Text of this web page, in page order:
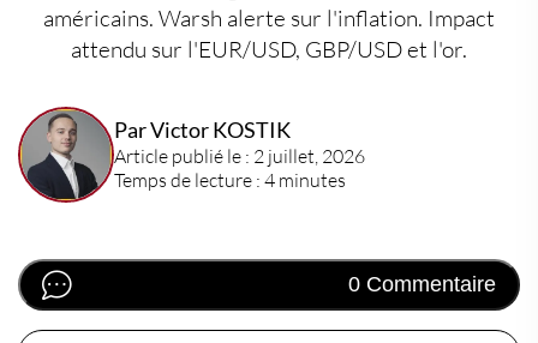
américains. Warsh alerte sur l'inflation. Impact
attendu sur l'EUR/USD, GBP/USD et l'or.
Par Victor KOSTIK
Article publié le : 2 juillet, 2026
Temps de lecture : 4 minutes
0 Commentaire